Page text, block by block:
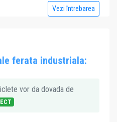
Vezi întrebarea
ferata industriala:
vor da dovada de